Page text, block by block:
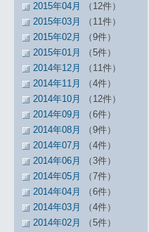
2015年04月
（12件）
2015年03月
（11件）
2015年02月
（9件）
2015年01月
（5件）
2014年12月
（11件）
2014年11月
（4件）
2014年10月
（12件）
2014年09月
（6件）
2014年08月
（9件）
2014年07月
（4件）
2014年06月
（3件）
2014年05月
（7件）
2014年04月
（6件）
2014年03月
（4件）
2014年02月
（5件）